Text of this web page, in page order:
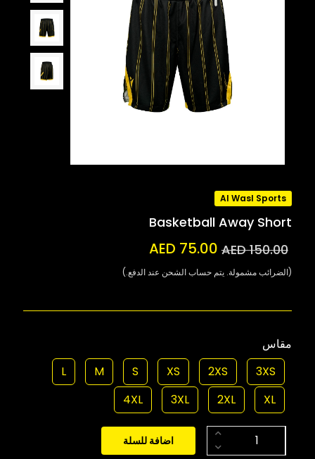
Al Wasl Sports
Basketball Away Short
AED 150.00
AED 75.00
(الضرائب مشمولة. يتم حساب الشحن عند الدفع.)
مقاس
3XS
2XS
XS
S
M
L
XL
2XL
3XL
4XL
اضافة للسلة